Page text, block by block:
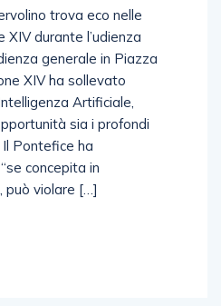
trova eco nelle
durante l’udienza
generale in Piazza
XIV ha sollevato
Artificiale,
sia i profondi
Pontefice ha
concepita in
può violare […]